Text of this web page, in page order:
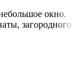
окно.
загородного